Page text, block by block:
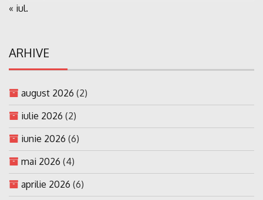
« iul.
ARHIVE
august 2026 (2)
iulie 2026 (2)
iunie 2026 (6)
mai 2026 (4)
aprilie 2026 (6)